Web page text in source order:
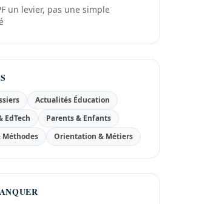
un levier, pas une simple
Actualités Éducation
EdTech
Parents & Enfants
Méthodes
Orientation & Métiers